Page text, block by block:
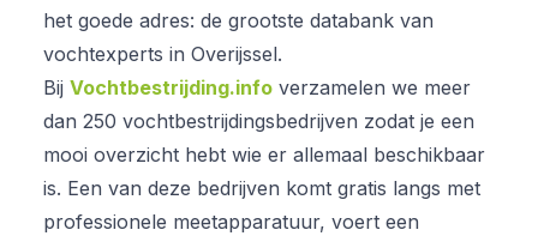
het goede adres: de grootste databank van
vochtexperts in Overijssel.
Bij Vochtbestrijding.info verzamelen we meer
dan 250 vochtbestrijdingsbedrijven zodat je een
mooi overzicht hebt wie er allemaal beschikbaar
is. Een van deze bedrijven komt gratis langs met
professionele meetapparatuur, voert een